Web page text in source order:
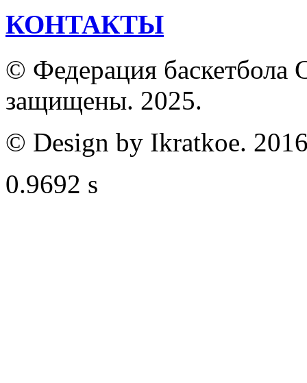
КОНТАКТЫ
© Федерация баскетбола
защищены. 2025.
© Design by Ikratkoe.
0.9692 s